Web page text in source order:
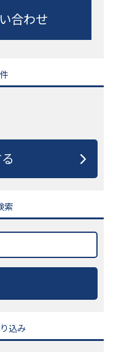
合わせ
索
込み